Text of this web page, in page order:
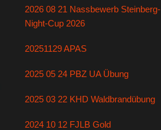
2026 08 21 Nassbewerb Steinberg-
Night-Cup 2026
20251129 APAS
2025 05 24 PBZ UA Übung
2025 03 22 KHD Waldbrandübung
2024 10 12 FJLB Gold